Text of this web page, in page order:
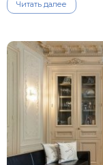
Читать далее